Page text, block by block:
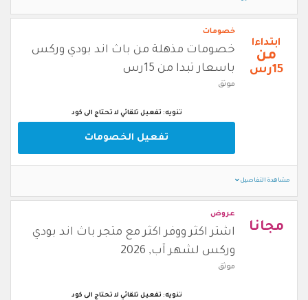
ابتداءا
من
15رس
خصومات
خصومات مذهلة من باث اند بودي وركس
باسعار تبدا من 15رس
موثق
تنويه: تفعيل تلقائي لا تحتاج الى كود
تفعيل الخصومات
مشاهدة التفاصيل
مجانا
عروض
اشتر اكثر ووفر اكثر مع متجر باث اند بودي
وركس لشهر آب, 2026
موثق
تنويه: تفعيل تلقائي لا تحتاج الى كود